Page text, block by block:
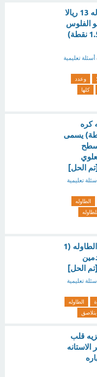
إذا كان سعر تغليف الطاوله 13 ريالا
إذا جمعو الفلوس
كلها كم سيكون الناتج؟ (1.5 نقطة)
أسئلة تعليمية
وعدد
كلها
كره
( الطاوله ) (1 نقطة) يسمى
الحل]
أسئلة تعليمية
الطاوله
اداء وقفه الاستعداد لكرة الطاوله (1
الحل]
أسئلة تعليمية
الطاوله
بتلاصق
قلب